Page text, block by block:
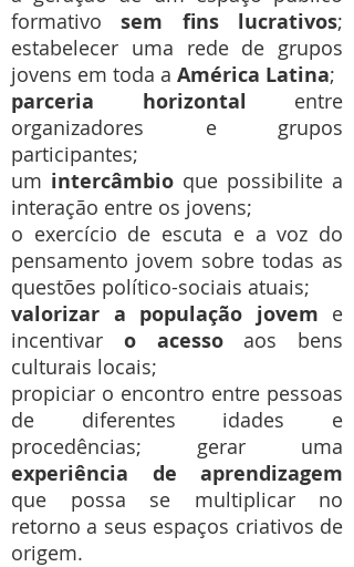
formativosem fins lucrativos;
estabelecer uma rede de grupos
jovens em toda a América Latina;
parceria horizontal entre
organizadores e grupos
participantes;
um intercâmbio que possibilite a
interação entre os jovens;
o exercício de escuta e a voz do
pensamento jovem sobre todas as
questões político-sociais atuais;
valorizar a população jovem e
incentivar o acesso aos bens
culturais locais;
propiciar o encontro entre pessoas
de diferentes idades e
procedências; gerar uma
experiência de aprendizagem
que possa se multiplicar no
retorno a seus espaços criativos de
origem.